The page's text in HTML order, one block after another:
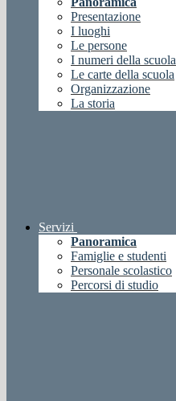
Presentazione
I luoghi
Le persone
I numeri della scuola
Le carte della scuola
Organizzazione
La storia
Servizi
Panoramica
Famiglie e studenti
Personale scolastico
Percorsi di studio